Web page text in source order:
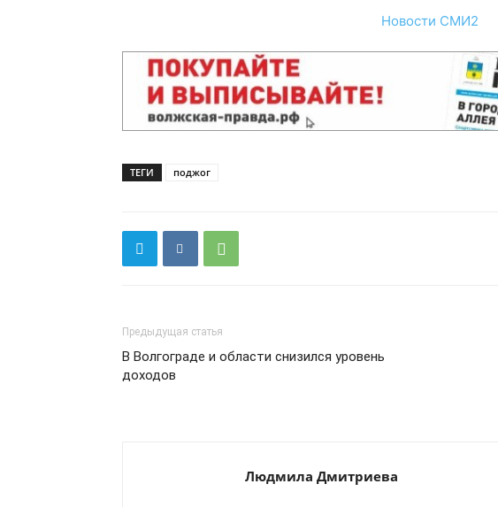
Новости СМИ2
ТЕГИ поджог
Предыдущая статья
В Волгограде и области снизился уровень
доходов
Людмила Дмитриева